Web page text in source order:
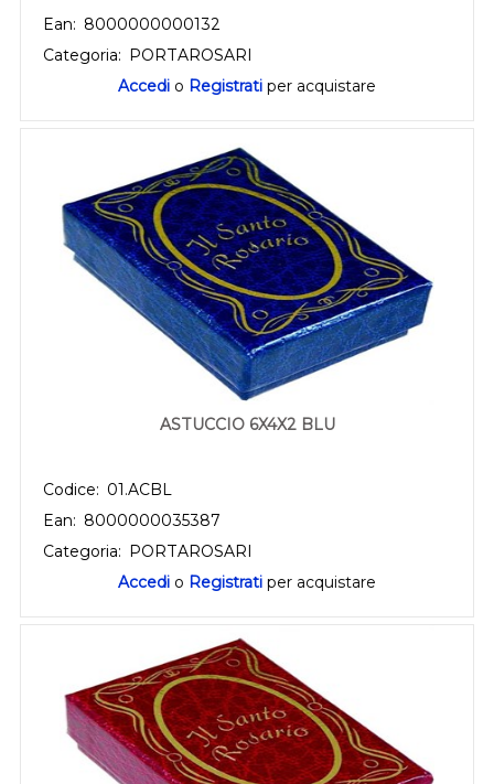
Ean: 8000000000132
Categoria: PORTAROSARI
Accedi o Registrati per acquistare
ASTUCCIO 6X4X2 BLU
Codice: 01.ACBL
Ean: 8000000035387
Categoria: PORTAROSARI
Accedi o Registrati per acquistare